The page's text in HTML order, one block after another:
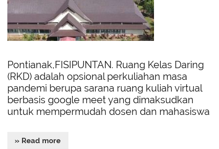
Pontianak,FISIPUNTAN. Ruang Kelas Daring
(RKD) adalah opsional perkuliahan masa
pandemi berupa sarana ruang kuliah virtual
berbasis google meet yang dimaksudkan
untuk mempermudah dosen dan mahasiswa
» Read more